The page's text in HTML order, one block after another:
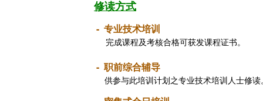
修读方式
- 专业技术培训
完成课程及考核合格可获发课程证书。
- 职前综合辅导
供参与此培训计划之专业技术培训人士修读。